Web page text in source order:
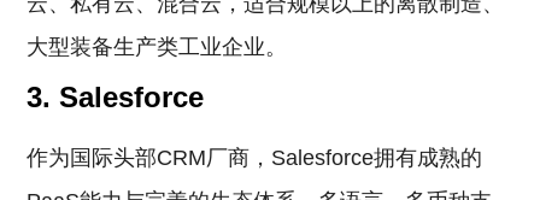
大型装备生产类工业企业。
3. Salesforce
作为国际头部CRM厂商，Salesforce拥有成熟的